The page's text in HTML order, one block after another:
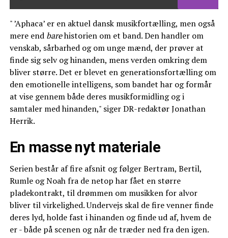
" ’Aphaca’ er en aktuel dansk musikfortælling, men også
mere end barehistorien om et band. Den handler om
venskab, sårbarhed og om unge mænd, der prøver at
finde sig selv og hinanden, mens verden omkring dem
bliver større. Det er blevet en generationsfortælling om
den emotionelle intelligens, som bandet har og formår
at vise gennem både deres musikformidling og i
samtaler med hinanden," siger DR-redaktør Jonathan
Herrik.
En masse nyt materiale
Serien består af fire afsnit og følger Bertram, Bertil,
Rumle og Noah fra de netop har fået en større
pladekontrakt, til drømmen om musikken for alvor
bliver til virkelighed. Undervejs skal de fire venner finde
deres lyd, holde fast i hinanden og finde ud af, hvem de
er - både på scenen og når de træder ned fra den igen.